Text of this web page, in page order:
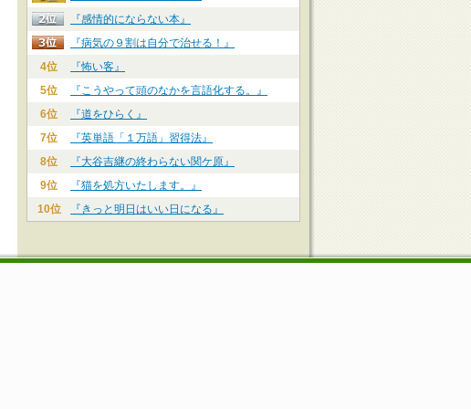
『感情的にならない本』
『病気の９割は自分で治せる！』
4位
『怖い客』
5位
『こうやって頭のなかを言語化する。』
6位
『道をひらく』
7位
『英単語「１万語」習得法』
8位
『大谷吉継の終わらない関ケ原』
9位
『猫を処方いたします。』
10位
『きっと明日はいい日になる』